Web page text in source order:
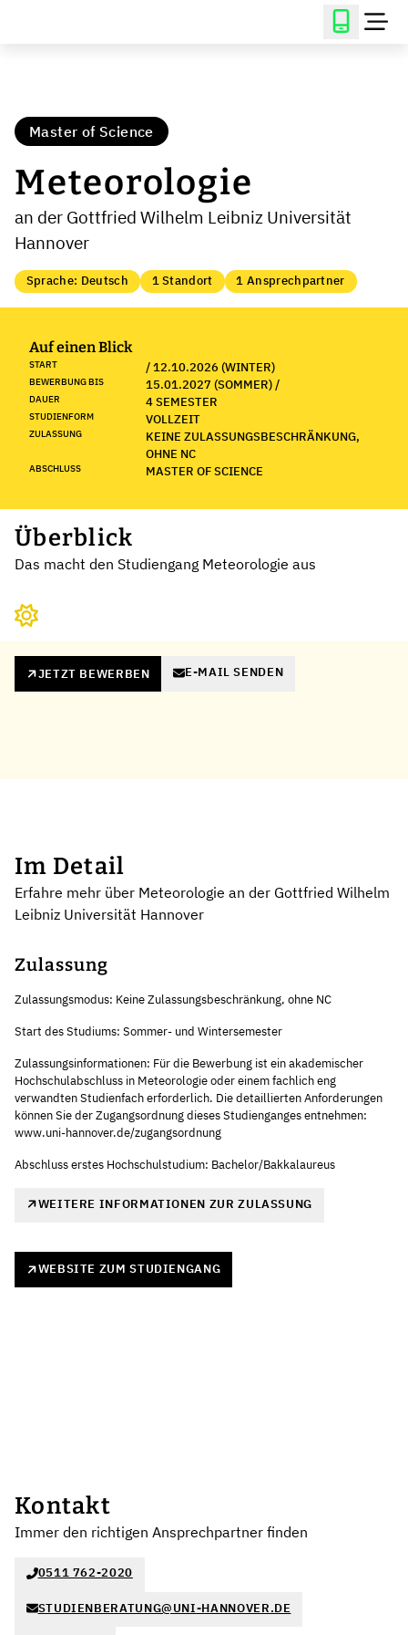
Master of Science
Meteorologie
an der Gottfried Wilhelm Leibniz Universität
Hannover
Sprache: Deutsch 1 Standort 1 Ansprechpartner
Auf einen Blick
START / 12.10.2026 (WINTER)
BEWERBUNG BIS 15.01.2027 (SOMMER) /
DAUER 4 SEMESTER
STUDIENFORM VOLLZEIT
ZULASSUNG
KEINE ZULASSUNGSBESCHRÄNKUNG,
OHNE NC
ABSCHLUSS MASTER OF SCIENCE
Überblick
Das macht den Studiengang Meteorologie aus
JETZT BEWERBEN E-MAIL SENDEN
Im Detail
Erfahre mehr über Meteorologie an der Gottfried Wilhelm
Leibniz Universität Hannover
Zulassung
Zulassungsmodus: Keine Zulassungsbeschränkung, ohne NC
Start des Studiums: Sommer- und Wintersemester
Zulassungsinformationen: Für die Bewerbung ist ein akademischer
Hochschulabschluss in Meteorologie oder einem fachlich eng
verwandten Studienfach erforderlich. Die detaillierten Anforderungen
können Sie der Zugangsordnung dieses Studienganges entnehmen:
www.uni-hannover.de/zugangsordnung
Abschluss erstes Hochschulstudium: Bachelor/Bakkalaureus
WEITERE INFORMATIONEN ZUR ZULASSUNG
WEBSITE ZUM STUDIENGANG
Kontakt
Immer den richtigen Ansprechpartner finden
0511 762-2020
STUDIENBERATUNG@UNI-HANNOVER.DE